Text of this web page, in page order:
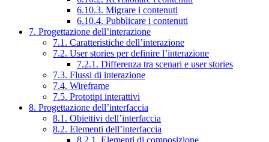
6.10.3. Migrare i contenuti
6.10.4. Pubblicare i contenuti
7. Progettazione dell’interazione
7.1. Caratteristiche dell’interazione
7.2. User stories per definire l’interazione
7.2.1. Differenza tra scenari e user stories
7.3. Flussi di interazione
7.4. Wireframe
7.5. Prototipi interattivi
8. Progettazione dell’interfaccia
8.1. Obiettivi dell’interfaccia
8.2. Elementi dell’interfaccia
8.2.1. Elementi di composizione